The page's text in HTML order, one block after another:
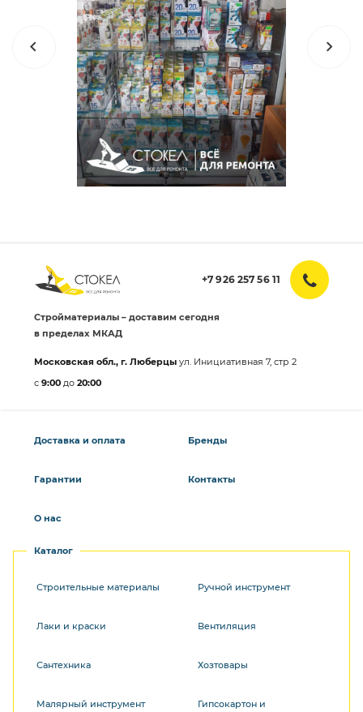
+7 926 257 56 11
Стройматериалы – доставим сегодня
в пределах МКАД
Московская обл., г. Люберцы ул. Инициативная 7, стр 2
с 9:00 до 20:00
Доставка и оплата
Гарантии
О нас
Бренды
Контакты
Каталог
Строительные материалы
Лаки и краски
Сантехника
Малярный инструмент
Ручной инструмент
Вентиляция
Хозтовары
Гипсокартон и